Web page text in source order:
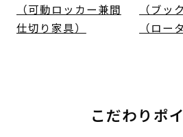
（可動ロッカー兼間
仕切り家具）
（ブッ
（ロー
こだわりポ